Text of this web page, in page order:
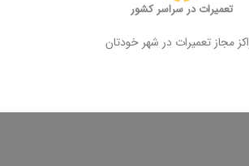
تعمیرات در سراسر کشور
مجاز تعمیرات در شهر خودتان